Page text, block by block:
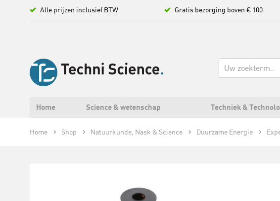
Alle prijzen inclusief BTW Gratis bezorging boven € 100
Home Science & wetenschap Techniek &
Home Shop Natuurkunde, Nask & Science Duurzame Energie